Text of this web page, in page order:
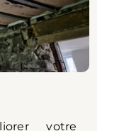
votre